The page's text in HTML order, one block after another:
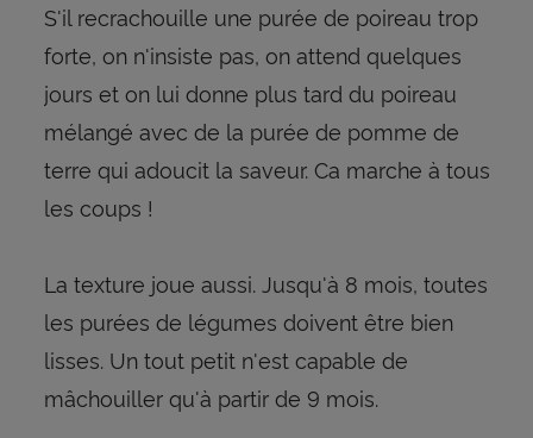
S'il recrachouille une purée de poireau trop
forte, on n'insiste pas, on attend quelques
jours et on lui donne plus tard du poireau
mélangé avec de la purée de pomme de
terre qui adoucit la saveur. Ca marche à tous
les coups !
La texture joue aussi. Jusqu'à 8 mois, toutes
les purées de légumes doivent être bien
lisses. Un tout petit n'est capable de
mâchouiller qu'à partir de 9 mois.